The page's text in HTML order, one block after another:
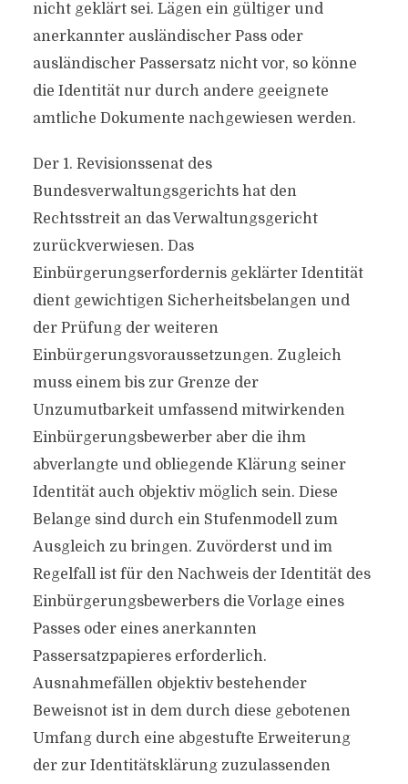
nicht geklärt sei. Lägen ein gültiger und
anerkannter ausländischer Pass oder
ausländischer Passersatz nicht vor, so könne
die Identität nur durch andere geeignete
amtliche Dokumente nachgewiesen werden.
Der 1. Revisionssenat des
Bundesverwaltungsgerichts hat den
Rechtsstreit an das Verwaltungsgericht
zurückverwiesen. Das
Einbürgerungserfordernis geklärter Identität
dient gewichtigen Sicherheitsbelangen und
der Prüfung der weiteren
Einbürgerungsvoraussetzungen. Zugleich
muss einem bis zur Grenze der
Unzumutbarkeit umfassend mitwirkenden
Einbürgerungsbewerber aber die ihm
abverlangte und obliegende Klärung seiner
Identität auch objektiv möglich sein. Diese
Belange sind durch ein Stufenmodell zum
Ausgleich zu bringen. Zuvörderst und im
Regelfall ist für den Nachweis der Identität des
Einbürgerungsbewerbers die Vorlage eines
Passes oder eines anerkannten
Passersatzpapieres erforderlich.
Ausnahmefällen objektiv bestehender
Beweisnot ist in dem durch diese gebotenen
Umfang durch eine abgestufte Erweiterung
der zur Identitätsklärung zuzulassenden